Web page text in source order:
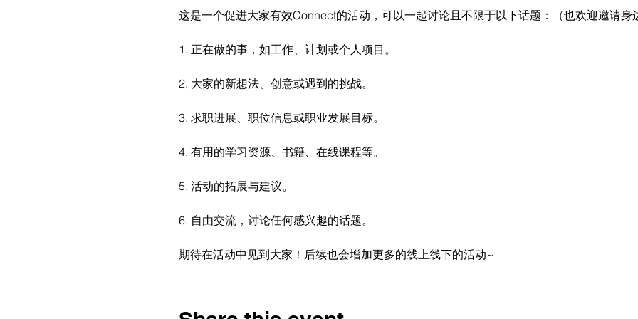
这是一个促进大家有效Connect的活动，可以一起讨论且不限于以下话题：（也欢迎邀请身
1. 正在做的事，如工作、计划或个人项目。
2. 大家的新想法、创意或遇到的挑战。
3. 求职进展、职位信息或职业发展目标。
4. 有用的学习资源、书籍、在线课程等。
5. 活动的拓展与建议。
6. 自由交流，讨论任何感兴趣的话题。
期待在活动中见到大家！后续也会增加更多的线上线下的活动~